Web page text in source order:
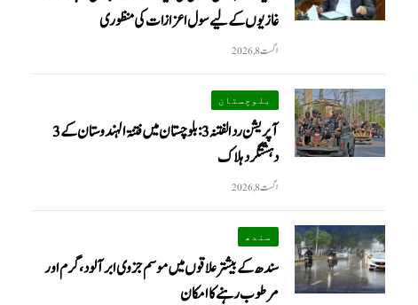
غازیوں کے لیے سول اعزازات کی منظوری
اگست 8, 2026
بلوچستان
آپریشن رد الفتنہ 3: بلوچستان میں فتنۃ الہندوستان کے 3
دہشتگرد ہلاک
اگست 8, 2026
سندھ
سندھ کے بیشتر علاقوں میں موسم جزوی ابر آلود، گرم اور
مرطوب رہنے کا امکان